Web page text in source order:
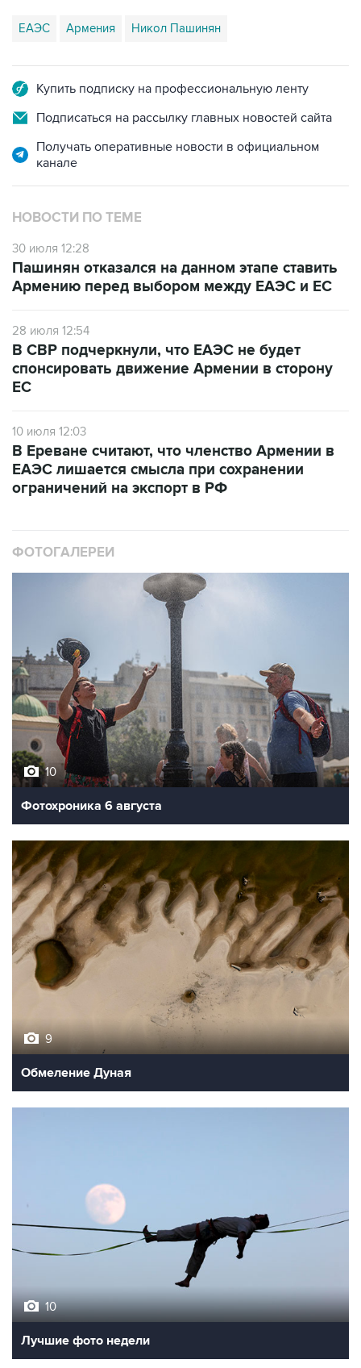
ЕАЭС Армения Никол Пашинян
Купить подписку на профессиональную ленту
Подписаться на рассылку главных новостей сайта
Получать оперативные новости в официальном
канале
НОВОСТИ ПО ТЕМЕ
30 июля 12:28
Пашинян отказался на данном этапе ставить
Армению перед выбором между ЕАЭС и ЕС
28 июля 12:54
В СВР подчеркнули, что ЕАЭС не будет
спонсировать движение Армении в сторону
ЕС
10 июля 12:03
В Ереване считают, что членство Армении в
ЕАЭС лишается смысла при сохранении
ограничений на экспорт в РФ
ФОТОГАЛЕРЕИ
10
Фотохроника 6 августа
9
Обмеление Дуная
10
Лучшие фото недели